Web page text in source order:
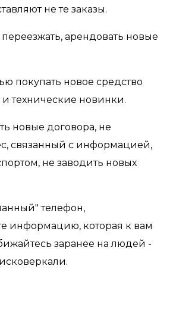
не те заказы.
арендовать новые
покупать новое средство
технические новинки.
новые договора, не
связанный с информацией,
не заводить новых
телефон,
информацию, которая к вам
заранее на людей -